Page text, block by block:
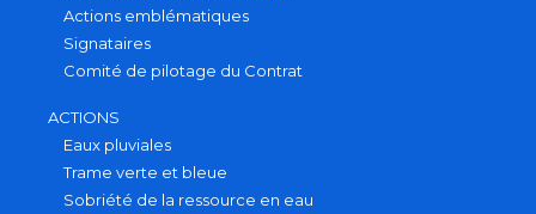
Actions emblématiques
Signataires
Comité de pilotage du Contrat
ACTIONS
Eaux pluviales
Trame verte et bleue
Sobriété de la ressource en eau